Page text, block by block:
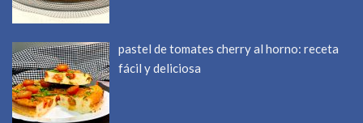
pastel de tomates cherry al horno: receta
fácil y deliciosa